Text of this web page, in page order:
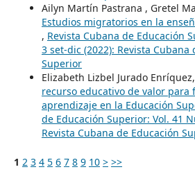
Ailyn Martín Pastrana , Gretel
Estudios migratorios en la
, Revista Cubana de Educación
3 set-dic (2022): Revista Cubana
Superior
Elizabeth Lizbel Jurado Enríquez,
recurso educativo de valor para
aprendizaje en la Educación
de Educación Superior: Vol. 41
Revista Cubana de Educación
1 2 3 4 5 6 7 8 9 10 > >>